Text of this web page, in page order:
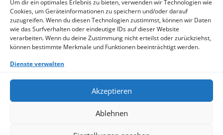
Um dir ein optimales Erlebnis zu bieten, verwenden wir Technologien wie
Cookies, um Geräteinformationen zu speichern und/oder darauf
zuzugreifen. Wenn du diesen Technologien zustimmst, können wir Daten
wie das Surfverhalten oder eindeutige IDs auf dieser Website
verarbeiten. Wenn du deine Zustimmung nicht erteilst oder zurückziehst,
können bestimmte Merkmale und Funktionen beeinträchtigt werden.
Dienste verwalten
Akzeptieren
Ablehnen
German Water Partnership e.V.
Invalidenstraße 91
D-10115 Berlin
Login
Impressum